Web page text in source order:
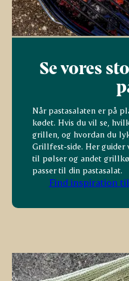
Se vores
Når pastasalaten er på
kødet. Hvis du vil se,
grillen, og hvordan du
Grillfest‑side. Her
til pølser og andet
passer til din pastasalat.
Find inspiration